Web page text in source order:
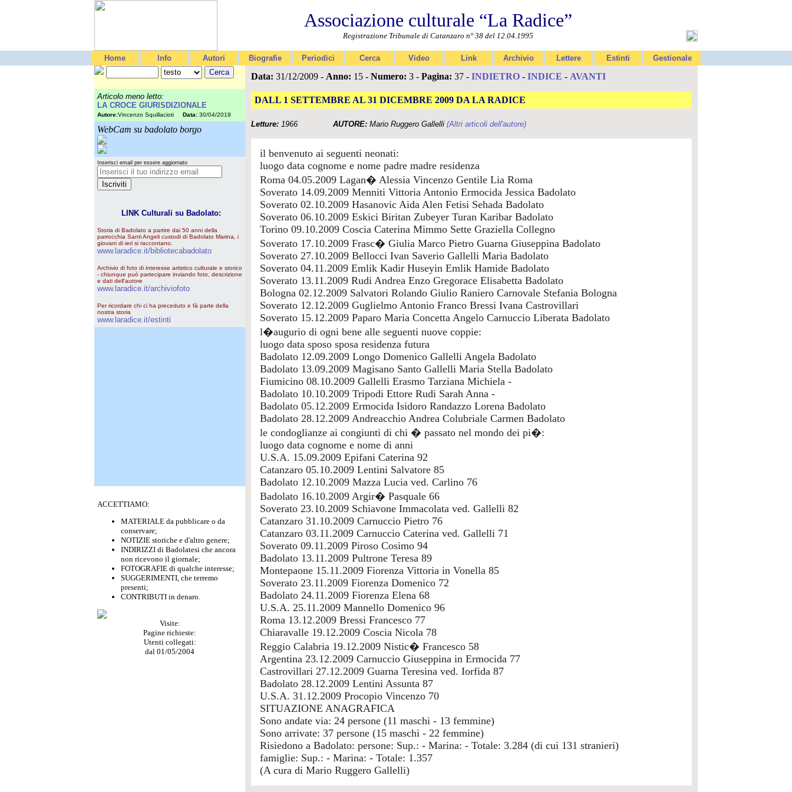
Associazione culturale “La Radice”
Registrazione Tribunale di Catanzaro n° 38 del 12.04.1995
Home Info Autori Biografie Periodici Cerca Video Link Archivio Lettere Estinti Gestionale
Articolo meno letto:
LA CROCE GIURISDIZIONALE
Autore:Vincenzo Squillacioti Data: 30/04/2019
WebCam su badolato borgo
Inserisci email per essere aggiornato
LINK Culturali su Badolato:
Storia di Badolato a partire dai 50 anni della
parrocchia Santi Angeli custodi di Badolato Marina, i
giovani di ieri si raccontano.
www.laradice.it/bibliotecabadolato
Archivio di foto di interesse artistico culturale e storico
- chiunque può partecipare inviando foto, descrizione
e dati dell'autore
www.laradice.it/archiviofoto
Per ricordare chi ci ha preceduto e fà parte della
nostra storia
www.laradice.it/estinti
ACCETTIAMO:
MATERIALE da pubblicare o da
conservare;
NOTIZIE storiche e d'altro genere;
INDIRIZZI di Badolatesi che ancora
non ricevono il giornale;
FOTOGRAFIE di qualche interesse;
SUGGERIMENTI, che terremo
presenti;
CONTRIBUTI in denaro.
Visite:
Pagine richieste:
Utenti collegati:
dal 01/05/2004
Data: 31/12/2009 - Anno: 15 - Numero: 3 - Pagina: 37 - INDIETRO - INDICE - AVANTI
DALL 1 SETTEMBRE AL 31 DICEMBRE 2009 DA LA RADICE
Letture: 1966 AUTORE: Mario Ruggero Gallelli (Altri articoli dell'autore)
il benvenuto ai seguenti neonati:
luogo data cognome e nome padre madre residenza
Roma 04.05.2009 Lagan� Alessia Vincenzo Gentile Lia Roma
Soverato 14.09.2009 Menniti Vittoria Antonio Ermocida Jessica Badolato
Soverato 02.10.2009 Hasanovic Aida Alen Fetisi Sehada Badolato
Soverato 06.10.2009 Eskici Biritan Zubeyer Turan Karibar Badolato
Torino 09.10.2009 Coscia Caterina Mimmo Sette Graziella Collegno
Soverato 17.10.2009 Frasc� Giulia Marco Pietro Guarna Giuseppina Badolato
Soverato 27.10.2009 Bellocci Ivan Saverio Gallelli Maria Badolato
Soverato 04.11.2009 Emlik Kadir Huseyin Emlik Hamide Badolato
Soverato 13.11.2009 Rudi Andrea Enzo Gregorace Elisabetta Badolato
Bologna 02.12.2009 Salvatori Rolando Giulio Raniero Carnovale Stefania Bologna
Soverato 12.12.2009 Guglielmo Antonio Franco Bressi Ivana Castrovillari
Soverato 15.12.2009 Paparo Maria Concetta Angelo Carnuccio Liberata Badolato
l�augurio di ogni bene alle seguenti nuove coppie:
luogo data sposo sposa residenza futura
Badolato 12.09.2009 Longo Domenico Gallelli Angela Badolato
Badolato 13.09.2009 Magisano Santo Gallelli Maria Stella Badolato
Fiumicino 08.10.2009 Gallelli Erasmo Tarziana Michiela -
Badolato 10.10.2009 Tripodi Ettore Rudi Sarah Anna -
Badolato 05.12.2009 Ermocida Isidoro Randazzo Lorena Badolato
Badolato 28.12.2009 Andreacchio Andrea Colubriale Carmen Badolato
le condoglianze ai congiunti di chi � passato nel mondo dei pi�:
luogo data cognome e nome di anni
U.S.A. 15.09.2009 Epifani Caterina 92
Catanzaro 05.10.2009 Lentini Salvatore 85
Badolato 12.10.2009 Mazza Lucia ved. Carlino 76
Badolato 16.10.2009 Argir� Pasquale 66
Soverato 23.10.2009 Schiavone Immacolata ved. Gallelli 82
Catanzaro 31.10.2009 Carnuccio Pietro 76
Catanzaro 03.11.2009 Carnuccio Caterina ved. Gallelli 71
Soverato 09.11.2009 Piroso Cosimo 94
Badolato 13.11.2009 Pultrone Teresa 89
Montepaone 15.11.2009 Fiorenza Vittoria in Vonella 85
Soverato 23.11.2009 Fiorenza Domenico 72
Badolato 24.11.2009 Fiorenza Elena 68
U.S.A. 25.11.2009 Mannello Domenico 96
Roma 13.12.2009 Bressi Francesco 77
Chiaravalle 19.12.2009 Coscia Nicola 78
Reggio Calabria 19.12.2009 Nistic� Francesco 58
Argentina 23.12.2009 Carnuccio Giuseppina in Ermocida 77
Castrovillari 27.12.2009 Guarna Teresina ved. Iorfida 87
Badolato 28.12.2009 Lentini Assunta 87
U.S.A. 31.12.2009 Procopio Vincenzo 70
SITUAZIONE ANAGRAFICA
Sono andate via: 24 persone (11 maschi - 13 femmine)
Sono arrivate: 37 persone (15 maschi - 22 femmine)
Risiedono a Badolato: persone: Sup.: - Marina: - Totale: 3.284 (di cui 131 stranieri)
famiglie: Sup.: - Marina: - Totale: 1.357
(A cura di Mario Ruggero Gallelli)